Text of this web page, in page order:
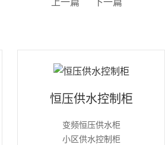
上一篇 下一篇
恒压供水控制柜
变频恒压供水柜
小区供水控制柜